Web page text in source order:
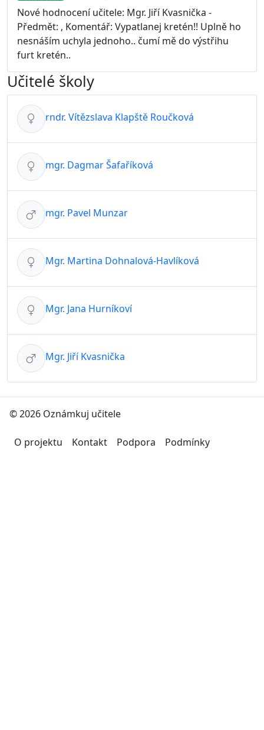
Nové hodnocení učitele: Mgr. Jiří Kvasnička -
Předmět: , Komentář: Vypatlanej kretén!! Uplně ho
nesnáším uchyla jednoho.. čumí mě do výstřihu
furt kretén..
Učitelé školy
rndr. Vítězslava Klapště Roučková
mgr. Dagmar Šafaříková
mgr. Pavel Munzar
Mgr. Martina Dohnalová-Havlíková
Mgr. Jana Hurníkoví
Mgr. Jiří Kvasnička
© 2026 Oznámkuj učitele
O projektu Kontakt Podpora Podmínky